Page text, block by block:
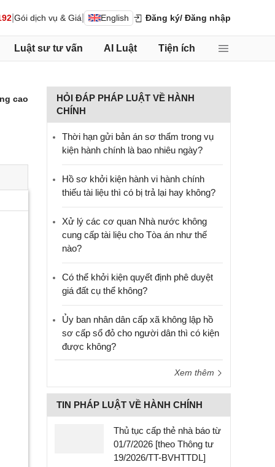
Gói dịch vụ & Giá English Đăng ký/ Đăng nhập
Luật sư tư vấn AI Luật Tiện ích
cao
HỎI ĐÁP PHÁP LUẬT VỀ HÀNH
CHÍNH
Thời hạn gửi bản án sơ thẩm trong vụ
kiện hành chính là bao nhiêu ngày?
Hồ sơ khởi kiện hành vi hành chính
thiếu tài liệu thì có bị trả lại hay không?
Xử lý các cơ quan Nhà nước không
cung cấp tài liệu cho Tòa án như thế
nào?
Có thể khởi kiện quyết định phê duyệt
giá đất cụ thể không?
Ủy ban nhân dân cấp xã không lập hồ
sơ cấp sổ đỏ cho người dân thì có kiện
được không?
Xem thêm
TIN PHÁP LUẬT VỀ HÀNH CHÍNH
Thủ tục cấp thẻ nhà báo từ
01/7/2026 [theo Thông tư
19/2026/TT-BVHTTDL]